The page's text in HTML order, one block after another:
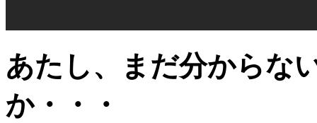
あたし、まだ分からな
か・・・